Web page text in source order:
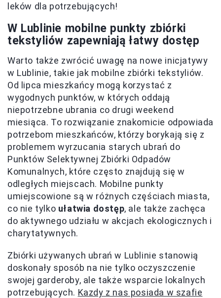
leków dla potrzebujących!
W Lublinie mobilne punkty zbiórki
tekstyliów zapewniają łatwy dostęp
Warto także zwrócić uwagę na nowe inicjatywy
w Lublinie, takie jak mobilne zbiórki tekstyliów.
Od lipca mieszkańcy mogą korzystać z
wygodnych punktów, w których oddają
niepotrzebne ubrania co drugi weekend
miesiąca. To rozwiązanie znakomicie odpowiada
potrzebom mieszkańców, którzy borykają się z
problemem wyrzucania starych ubrań do
Punktów Selektywnej Zbiórki Odpadów
Komunalnych, które często znajdują się w
odległych miejscach. Mobilne punkty
umiejscowione są w różnych częściach miasta,
co nie tylko ułatwia dostęp, ale także zachęca
do aktywnego udziału w akcjach ekologicznych i
charytatywnych.
Zbiórki używanych ubrań w Lublinie stanowią
doskonały sposób na nie tylko oczyszczenie
swojej garderoby, ale także wsparcie lokalnych
potrzebujących. Kazdy z nas posiada w szafie